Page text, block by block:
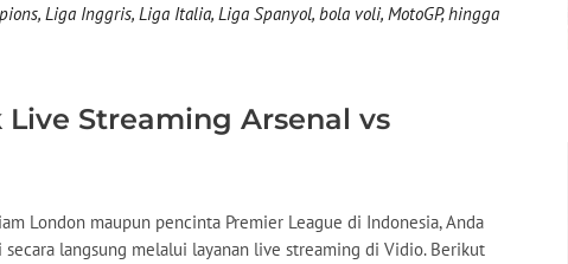
Liga Inggris, Liga Italia, Liga Spanyol, bola voli, MotoGP, hingga
Streaming Arsenal vs
London maupun pencinta Premier League di Indonesia, Anda
langsung melalui layanan live streaming di Vidio. Berikut